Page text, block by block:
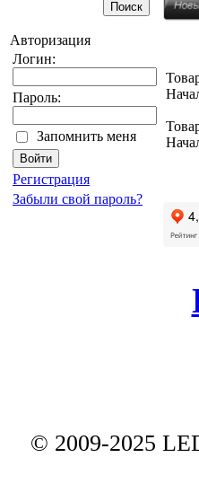
Авторизация
Логин:
Пароль:
Запомнить меня
Регистрация
Забыли свой пароль?
© 2009-2025